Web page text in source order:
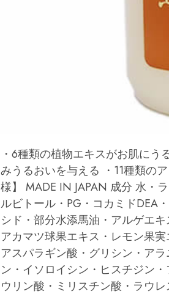
・6種類の植物エキスがお肌に
みうるおいを与える ・11種類の
様】 MADE IN JAPAN 成分 水・
ルビトール・PG・コカミドDEA
シド・部分水添馬油・アルゲエ
アカマツ球果エキス・レモン果
アスパラギン酸・グリシン・ア
ン・イソロイシン・ヒスチジン
ウリン酸・ミリスチン酸・ラウ